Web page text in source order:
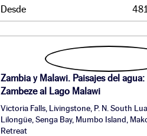
Desde
Zambia y Malawi. Paisajes del agua:
Zambeze al Lago Malawi
Victoria Falls, Livingstone, P. N. South
Lilongüe, Senga Bay, Mumbo Island,
Retreat